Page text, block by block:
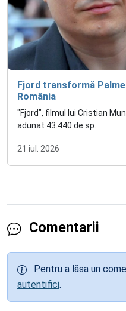
Fjord transformă
România
"Fjord", filmul lui Cristian
adunat 43.440 de sp...
21 iul. 2026
Comentarii
Pentru a lăsa un
autentifici.